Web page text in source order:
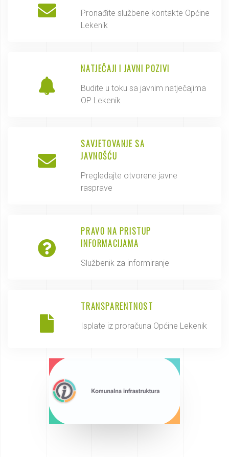
Pronađite službene kontakte Općine
Lekenik
NATJEČAJI I JAVNI POZIVI
Budite u toku sa javnim natječajima
OP Lekenik
SAVJETOVANJE SA
JAVNOŠĆU
Pregledajte otvorene javne
rasprave
PRAVO NA PRISTUP
INFORMACIJAMA
Službenik za informiranje
TRANSPARENTNOST
Isplate iz proračuna Općine Lekenik